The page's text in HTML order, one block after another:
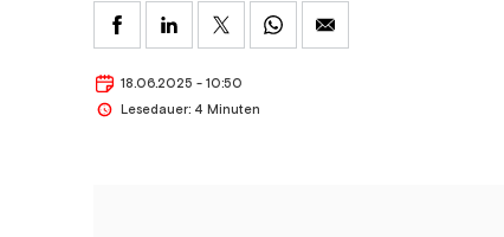
18.06.2025 - 10:50
Lesedauer: 4 Minuten